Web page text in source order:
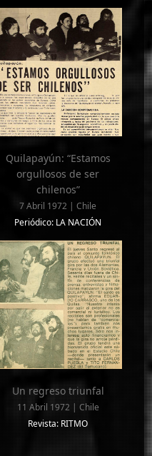
Quilapayún: “Estamos
orgullosos de ser
chilenos”
7 Abril 1972 | Chile
Periódico: LA NACIÓN
Un regreso triunfal
11 Abril 1972 | Chile
Revista: RITMO